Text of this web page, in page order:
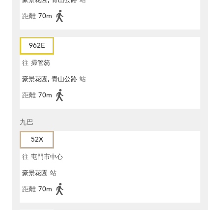
距離 70m
962E
往 掃管笏
豪景花園, 青山公路 站
距離 70m
九巴
52X
往 屯門市中心
豪景花園 站
距離 70m